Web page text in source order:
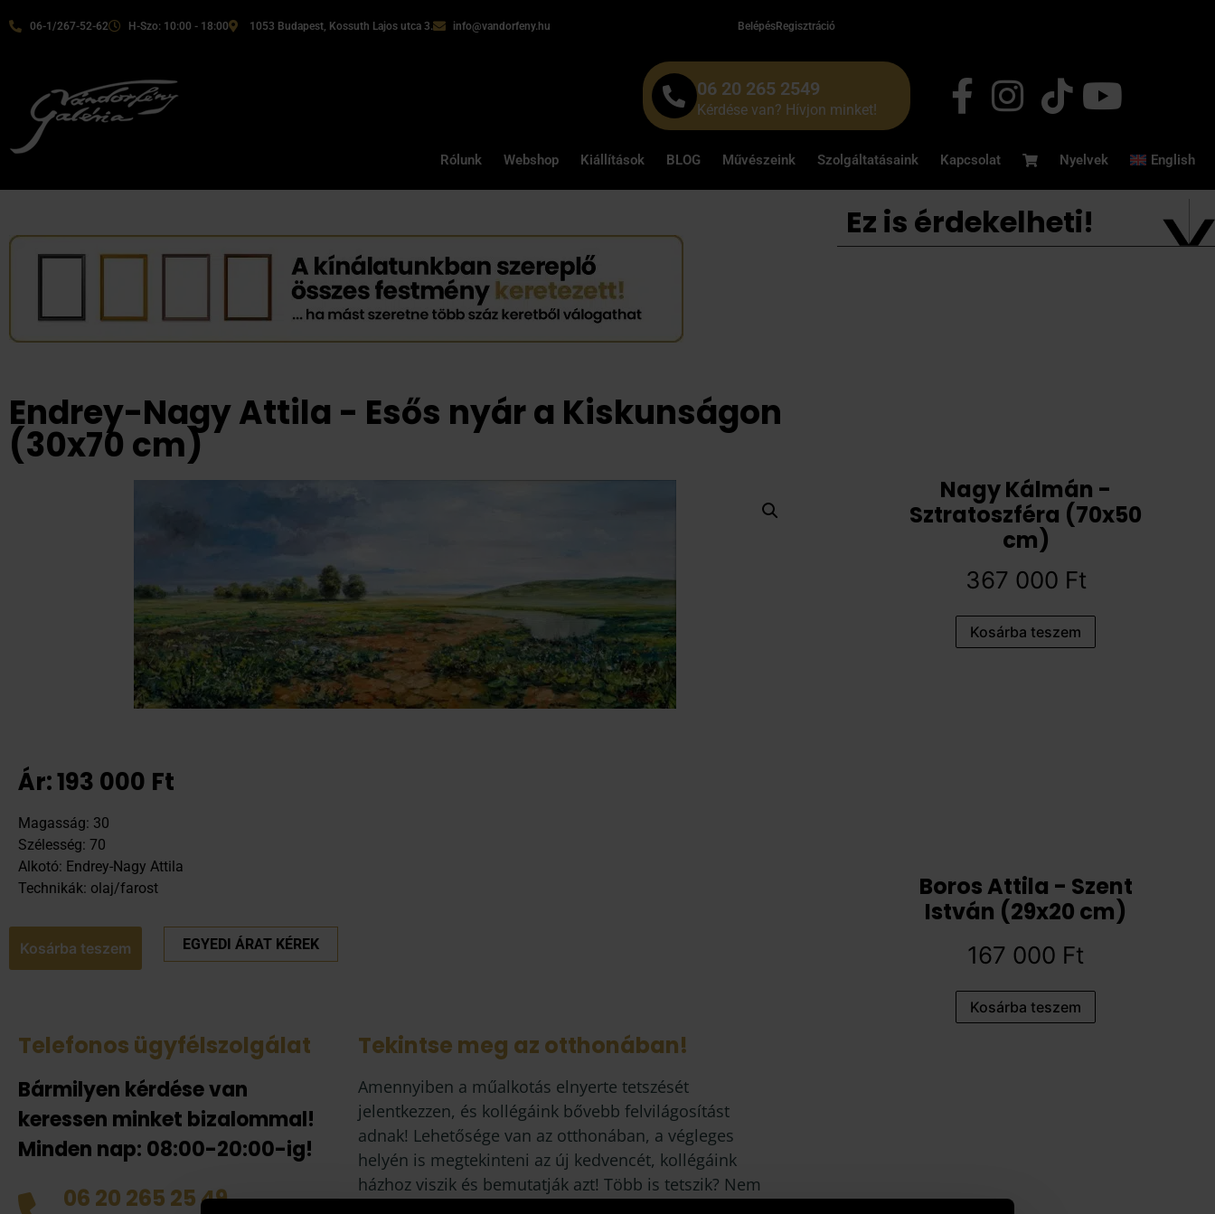
06-1/267-52-62 H-Szo: 10:00 - 18:00 1053 Budapest, Kossuth Lajos utca 3. info@vandorfeny.hu BelépésRegisztráció
06 20 265 2549
Kérdése van? Hívjon minket!
Rólunk Webshop Kiállítások BLOG Művészeink Szolgáltatásaink Kapcsolat Nyelvek English
Endrey-Nagy Attila - Esős nyár a Kiskunságon
(30x70 cm)
Ár:193 000 Ft
Magasság: 30
Szélesség: 70
Alkotó: Endrey-Nagy Attila
Technikák: olaj/farost
Kosárba teszem EGYEDI ÁRAT KÉREK
Telefonos ügyfélszolgálat
Bármilyen kérdése van
keressen minket bizalommal!
Minden nap: 08:00-20:00-ig!
06 20 265 25 49
Tekintse meg az otthonában!
Amennyiben a műalkotás elnyerte tetszését
jelentkezzen, és kollégáink bővebb felvilágosítást
adnak! Lehetősége van az otthonában, a végleges
helyén is megtekinteni az új kedvencét, kollégáink
házhoz viszik és bemutatják azt! Több is tetszik? Nem
Ez is érdekelheti!
Nagy Kálmán -
Sztratoszféra (70x50
cm)
367 000 Ft
Kosárba teszem
Boros Attila - Szent
István (29x20 cm)
167 000 Ft
Kosárba teszem